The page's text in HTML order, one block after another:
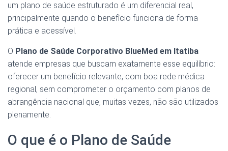
um plano de saúde estruturado é um diferencial real,
principalmente quando o benefício funciona de forma
prática e acessível.
O Plano de Saúde Corporativo BlueMed em Itatiba
atende empresas que buscam exatamente esse equilíbrio:
oferecer um benefício relevante, com boa rede médica
regional, sem comprometer o orçamento com planos de
abrangência nacional que, muitas vezes, não são utilizados
plenamente.
O que é o Plano de Saúde